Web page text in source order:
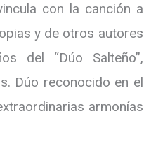
con la canción a
y de otros autores
del “Dúo Salteño”,
Dúo reconocido en el
armonías